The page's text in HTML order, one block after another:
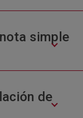
simple
de